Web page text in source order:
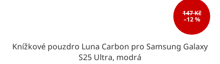
147 Kč
–12 %
Knížkové pouzdro Luna Carbon pro Samsung Galaxy
S25 Ultra, modrá